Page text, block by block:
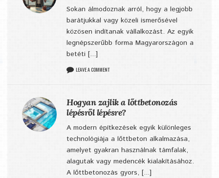
Sokan álmodoznak arról, hogy a legjobb
barátjukkal vagy közeli ismerősével
közösen indítanak vállalkozást. Az egyik
legnépszerűbb forma Magyarországon a
betéti [...]
LEAVE A COMMENT
Hogyan zajlik a lőttbetonozás
lépésről lépésre?
A modern építkezések egyik különleges
technológiája a lőttbeton alkalmazása,
amelyet gyakran használnak támfalak,
alagutak vagy medencék kialakításához.
A lőttbetonozás gyors, [...]